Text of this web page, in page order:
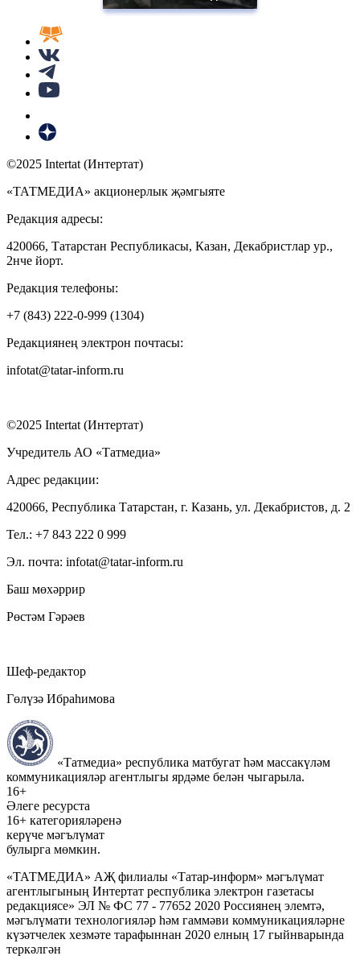
©2025 Intertat (Интертат)
«ТАТМЕДИА» акционерлык җәмгыяте
Редакция адресы:
420066, Татарстан Республикасы, Казан, Декабристлар ур.,
2нче йорт.
Редакция телефоны:
+7 (843) 222-0-999 (1304)
Редакциянең электрон почтасы:
infotat@tatar-inform.ru
©2025 Intertat (Интертат)
Учредитель АО «Татмедиа»
Адрес редакции:
420066, Республика Татарстан, г. Казань, ул. Декабристов, д. 2
Тел.: +7 843 222 0 999
Эл. почта: infotat@tatar-inform.ru
Баш мөхәррир
Рөстәм Гәрәев
Шеф-редактор
Гөлүзә Ибраһимова
«Татмедиа» республика матбугат һәм массакүләм
коммуникацияләр агентлыгы ярдәме белән чыгарыла.
16+
Әлеге ресурста
16+ категорияләренә
керүче мәгълүмат
булырга мөмкин.
«ТАТМЕДИА» АҖ филиалы «Татар-информ» мәгълүмат
агентлыгының Интертат республика электрон газетасы
редакциясе» ЭЛ № ФС 77 - 77652 2020 Россиянең элемтә,
мәгълүмати технологияләр һәм гаммәви коммуникацияләрне
күзәтчелек хезмәте тарафыннан 2020 елның 17 гыйнварында
теркәлгән